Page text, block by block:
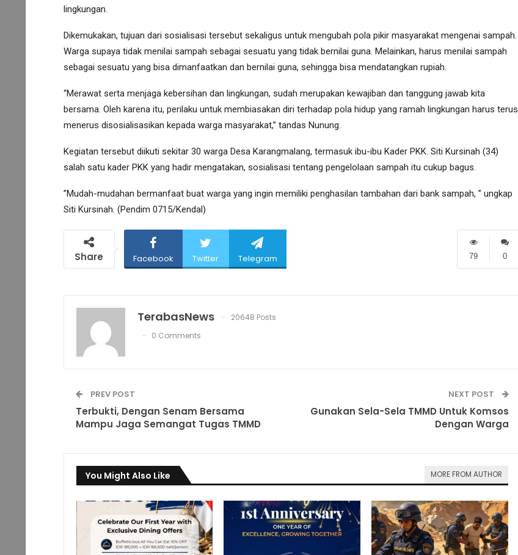
lingkungan.
Dikemukakan, tujuan dari sosialisasi tersebut sekaligus untuk mengubah pola pikir masyarakat mengenai sampah.
Warga supaya tidak menilai sampah sebagai sesuatu yang tidak bernilai guna. Melainkan, harus menilai sampah
sebagai sesuatu yang bisa dimanfaatkan dan bernilai guna, sehingga bisa mendatangkan rupiah.
“Merawat serta menjaga kebersihan dan lingkungan, sudah merupakan kewajiban dan tanggung jawab kita
bersama. Oleh karena itu, perilaku untuk membiasakan diri terhadap pola hidup yang ramah lingkungan harus terus
menerus disosialisasikan kepada warga masyarakat,” tandas Nunung.
Kegiatan tersebut diikuti sekitar 30 warga Desa Karangmalang, termasuk ibu-ibu Kader PKK. Siti Kursinah (34)
salah satu kader PKK yang hadir mengatakan, sosialisasi tentang pengelolaan sampah itu cukup bagus.
”Mudah-mudahan bermanfaat buat warga yang ingin memiliki penghasilan tambahan dari bank sampah, ” ungkap
Siti Kursinah. (Pendim 0715/Kendal)
0
79
Share Facebook Twitter Telegram
TerabasNews
20648 Posts
0 Comments
PREV POST
Terbukti, Dengan Senam Bersama
Mampu Jaga Semangat Tugas TMMD
NEXT POST
Gunakan Sela-Sela TMMD Untuk Komsos
Dengan Warga
You Might Also Like MORE FROM AUTHOR